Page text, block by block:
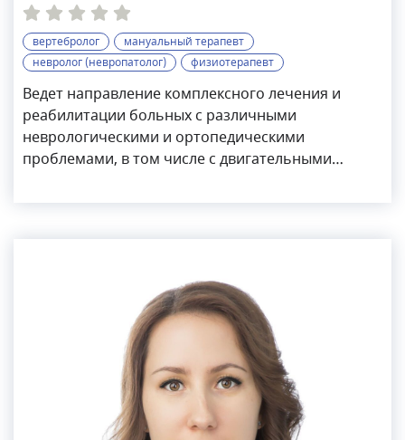
вертебролог
мануальный терапевт
невролог (невропатолог)
физиотерапевт
Ведет направление комплексного лечения и
реабилитации больных с различными
неврологическими и ортопедическими
проблемами, в том числе с двигательными